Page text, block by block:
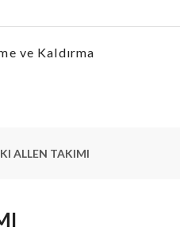
ve Kaldırma
ALLEN TAKIMI